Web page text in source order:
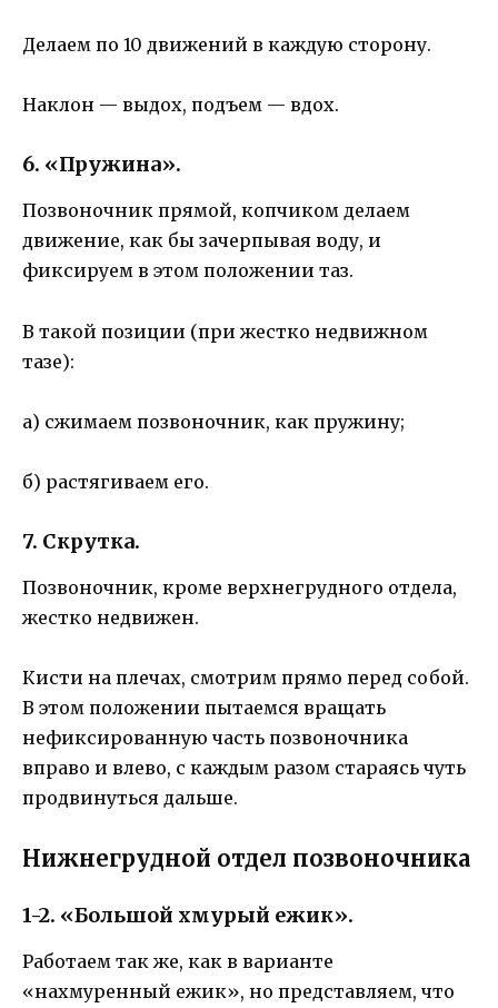
Делаем по 10 движений в каждую сторону.
Наклон — выдох, подъем — вдох.
6. «Пружина».
Позвоночник прямой, копчиком делаем
движение, как бы зачерпывая воду, и
фиксируем в этом положении таз.
В такой позиции (при жестко недвижном
тазе):
а) сжимаем позвоночник, как пружину;
б) растягиваем его.
7. Скрутка.
Позвоночник, кроме верхнегрудного отдела,
жестко недвижен.
Кисти на плечах, смотрим прямо перед собой.
В этом положении пытаемся вращать
нефиксированную часть позвоночника
вправо и влево, с каждым разом стараясь чуть
продвинуться дальше.
Нижнегрудной отдел позвоночника
1-2. «Большой хмурый ежик».
Работаем так же, как в варианте
«нахмуренный ежик», но представляем, что